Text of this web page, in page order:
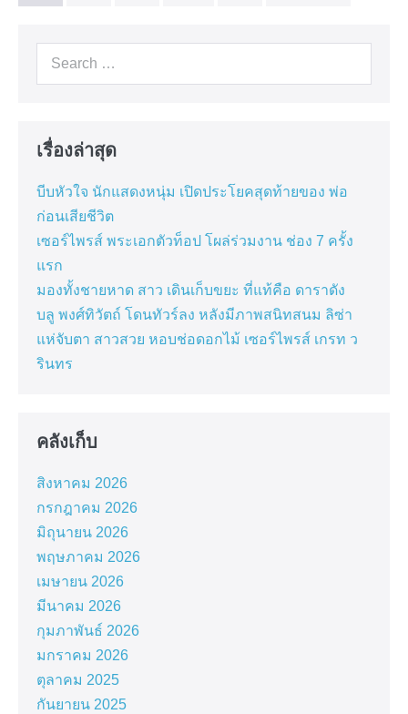
ชาว
ชาว
เน็ต
เป็น
Search
เรื่องล่าสุด
บีบหัวใจ นักแสดงหนุ่ม เปิดประโยคสุดท้ายของ พ่อ
ก่อนเสียชีวิต
เซอร์ไพรส์ พระเอกตัวท็อป โผล่ร่วมงาน ช่อง 7 ครั้ง
แรก
มองทั้งชายหาด สาว เดินเก็บขยะ ที่แท้คือ ดาราดัง
บลู พงศ์ทิวัตถ์ โดนทัวร์ลง หลังมีภาพสนิทสนม ลิซ่า
แห่จับตา สาวสวย หอบช่อดอกไม้ เซอร์ไพรส์ เกรท ว
รินทร
คลังเก็บ
สิงหาคม 2026
กรกฎาคม 2026
มิถุนายน 2026
พฤษภาคม 2026
เมษายน 2026
มีนาคม 2026
กุมภาพันธ์ 2026
มกราคม 2026
ตุลาคม 2025
กันยายน 2025